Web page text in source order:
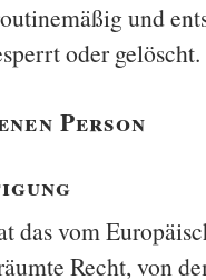
und
oder gelöscht.
Person
das vom
Recht, von